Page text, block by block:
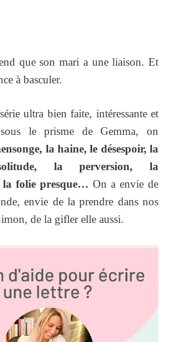
que son mari a une liaison. Et
à basculer.
ultra bien faite, intéressante et
le prisme de Gemma, on
la haine, le désespoir, la
la perversion, la
folie presque… On a envie de
envie de la prendre dans nos
de la gifler elle aussi.